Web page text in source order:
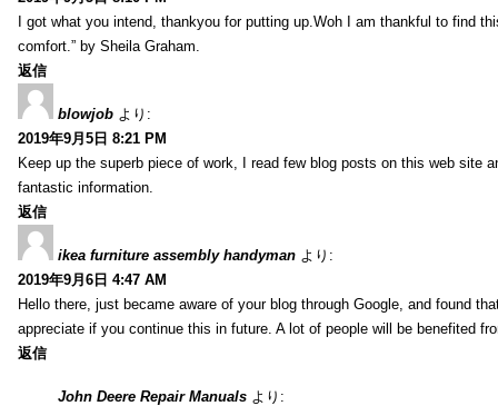
I got what you intend, thankyou for putting up.Woh I am thankful to find
comfort.” by Sheila Graham.
返信
blowjob より:
2019年9月5日 8:21 PM
Keep up the superb piece of work, I read few blog posts on this web site
fantastic information.
返信
ikea furniture assembly handyman より:
2019年9月6日 4:47 AM
Hello there, just became aware of your blog through Google, and found
appreciate if you continue this in future. A lot of people will be benefited
返信
John Deere Repair Manuals より: